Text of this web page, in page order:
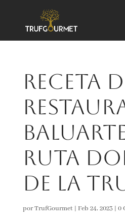
Receta
Ruta
de la
porTrufGourmet| Feb 24, 2023| 0